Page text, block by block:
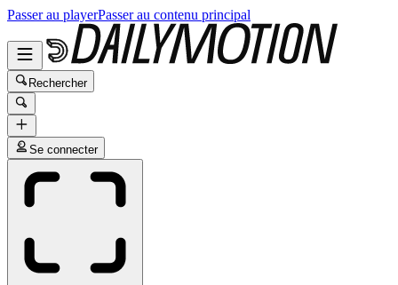
Passer au playerPasser au contenu principal
Rechercher
Se connecter